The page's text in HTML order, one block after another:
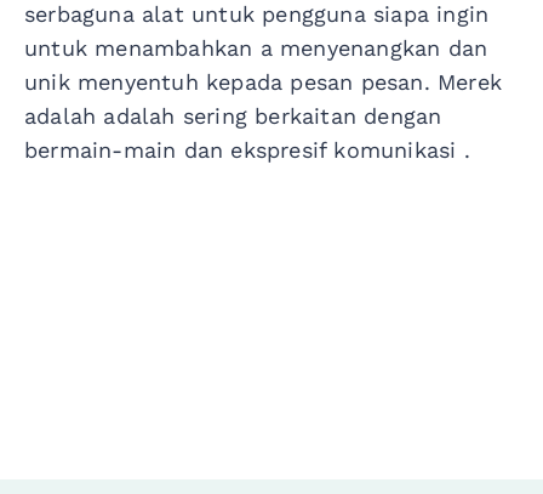
serbaguna alat untuk pengguna siapa ingin
untuk menambahkan a menyenangkan dan
unik menyentuh kepada pesan pesan. Merek
adalah adalah sering berkaitan dengan
bermain-main dan ekspresif komunikasi .